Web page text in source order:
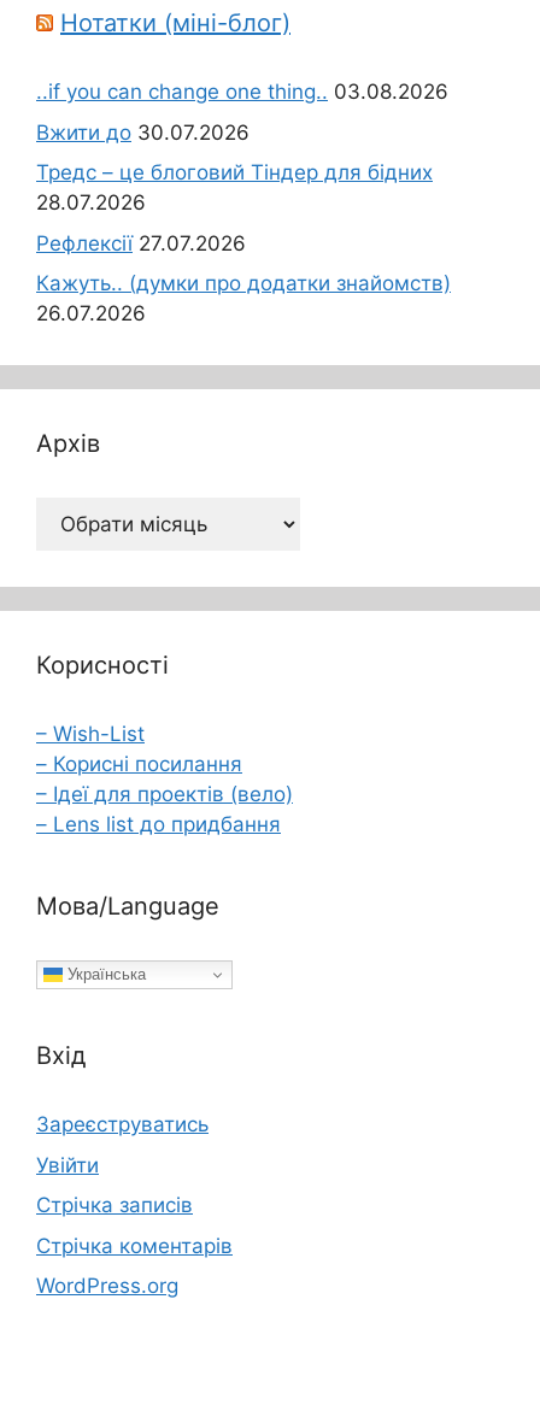
Нотатки (міні-блог)
..if you can change one thing.. 03.08.2026
Вжити до 30.07.2026
Тредс – це блоговий Тіндер для бідних
28.07.2026
Рефлексії 27.07.2026
Кажуть.. (думки про додатки знайомств)
26.07.2026
Архів
Архів
Корисності
– Wish-List
– Корисні посилання
– Ідеї для проектів (вело)
– Lens list до придбання
Мова/Language
Українська
Вхід
Зареєструватись
Увійти
Стрічка записів
Стрічка коментарів
WordPress.org